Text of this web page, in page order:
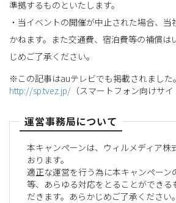
準拠するものといたします。
・当イベントの開催が中止された場合、
かねます。また交通費、宿泊費等の補償は
じめご了承ください。
※この記事はauテレビでも掲載されました。
http://sp.tvez.jp/ （スマートフォン向けサイ
運営事務局について
本キャンペーンは、ウィルメディア株
おります。
適正な運営を行う為に本キャンペーン
等、あらゆる対応をとることができる
だきます。あらかじめご了承ください。